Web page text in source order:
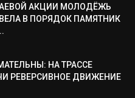
АКЦИИ МОЛОДЁЖЬ
В ПОРЯДОК ПАМЯТНИК
НА ТРАССЕ
РЕВЕРСИВНОЕ ДВИЖЕНИЕ